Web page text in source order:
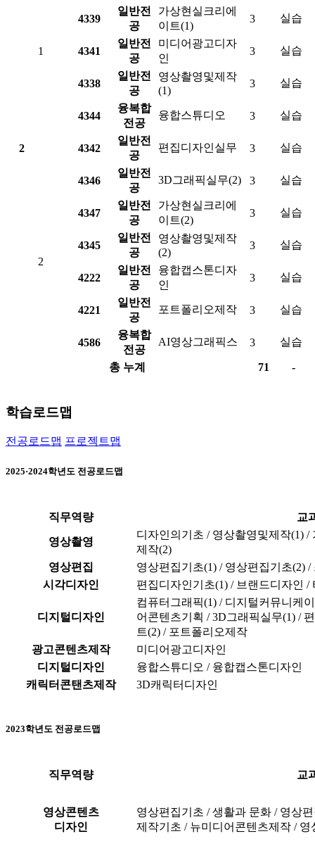
2
1
4339
일반전
공
가상현실크리에
이트(1)
3 실습
4341
일반전
공
미디어광고디자
인
3 실습
4338
일반전
공
영상촬영및제작
(1)
3 실습
4344
융복합
전공
융합스튜디오 3 실습
4342
일반전
공
편집디자인실무 3 실습
2
4346
일반전
공
3D그래픽실무(2) 3 실습
4347
일반전
공
가상현실크리에
이트(2)
3 실습
4345
일반전
공
영상촬영및제작
(2)
3 실습
4222
일반전
공
융합캡스톤디자
인
3 실습
4221
일반전
공
포트폴리오제작 3 실습
4586
융복합
전공
AI영상그래픽스 3 실습
총 누계 71 -
학습로드맵
전공로드맵 프로젝트맵
2025·2024학년도 전공로드맵
직무역량 교
영상촬영
디자인의기초 / 영상촬영및제작(1)
제작(2)
영상편집
영상편집기초(1) / 영상편집기초(2) /
시각디자인
편집디자인기초(1) / 브랜드디자인
디지털디자인
컴퓨터그래픽(1) / 디지털커뮤니케
어콘텐츠기획 / 3D그래픽실무(1) /
트(2) / 포트폴리오제작
광고콘텐츠제작
미디어광고디자인
디지털디자인
융합스튜디오 / 융합캡스톤디자인
캐릭터콘탠츠제작
3D캐릭터디자인
2023학년도 전공로드맵
직무역량 교
영상콘텐츠
디자인
영상편집기초 / 생활과 문화 / 영상
제작기초 / 뉴미디어콘텐츠제작 /